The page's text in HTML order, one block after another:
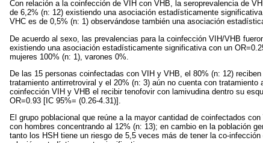
Con relación a la coinfección de VIH con VHB, la seroprevalencia de
de 6,2% (n: 12) existiendo una asociación estadísticamente
VHC es de 0,5% (n: 1) observándose también una asociación
De acuerdo al sexo, las prevalencias para la coinfección VIH/VHB
existiendo una asociación estadísticamente significativa con un
mujeres 100% (n: 1), varones 0%.
De las 15 personas coinfectadas con VIH y VHB, el 80% (n: 12)
tratamiento antirretroviral y el 20% (n: 3) aún no cuenta con
coinfección VIH y VHB el recibir tenofovir con lamivudina dentro su
OR=0.93 [IC 95%= (0.26-4.31)].
El grupo poblacional que reúne a la mayor cantidad de coinfectados
con hombres concentrando al 12% (n: 13); en cambio en la población
tanto los HSH tiene un riesgo de 5,5 veces más de tener la co-